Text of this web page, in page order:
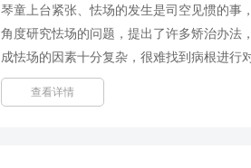
琴童上台紧张、怯场的发生是司空见惯的事
角度研究怯场的问题，提出了许多矫治办法
成怯场的因素十分复杂，很难找到病根进行
紧张和怯场，它的病变部位都是在心理方面
化，都是因为主体心理的变异而发生作用，
查看详情